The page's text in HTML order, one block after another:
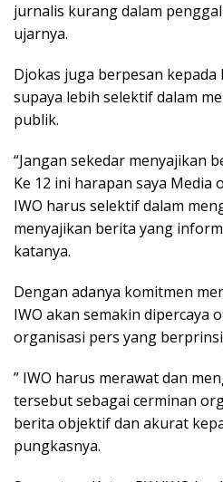
jurnalis kurang dalam
ujarnya.
Djokas juga berpesan kepada
supaya lebih selektif dalam
publik.
“Jangan sekedar menyajikan
Ke 12 ini harapan saya
IWO harus selektif dalam
menyajikan berita yang
katanya.
Dengan adanya komitmen
IWO akan semakin dipercaya
organisasi pers yang
” IWO harus merawat dan
tersebut sebagai cerminan
berita objektif dan akurat
pungkasnya.